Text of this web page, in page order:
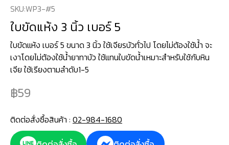
SKU:WP3-#5
ใบขัดแห้ง 3 นิ้ว เบอร์ 5
ใบขัดแห้ง เบอร์ 5 ขนาด 3 นิ้ว ใช้เจียรบัวทั่วไป โดยไม่ต้องใช้น้ำ จะ
เงาโดยไม่ต้องใช้น้ำยาทาบัว ใช้แทนใบขัดน้ำเหมาะสำหรับใช้กับหิน
เจีย ใช้เรียงตามลำดับ1-5
59
ติดต่อสั่งซื้อสินค้า : 02-984-1680